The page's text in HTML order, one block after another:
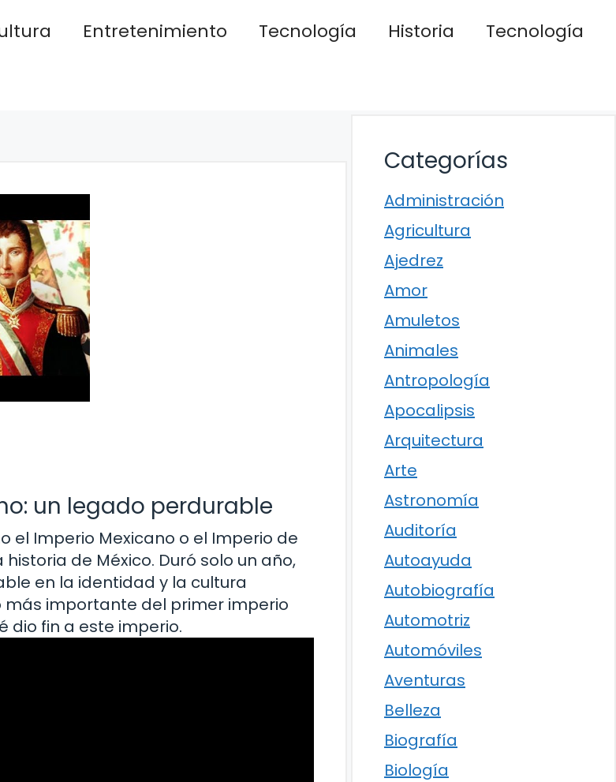
Entretenimiento Tecnología Historia
Tecnología
un legado perdurable
el Imperio Mexicano o el Imperio de
de México. Duró solo un año,
en la identidad y la cultura
más importante del primer imperio
dio fin a este imperio.
Categorías
Administración
Agricultura
Ajedrez
Amor
Amuletos
Animales
Antropología
Apocalipsis
Arquitectura
Arte
Astronomía
Auditoría
Autoayuda
Autobiografía
Automotriz
Automóviles
Aventuras
Belleza
Biografía
Biología